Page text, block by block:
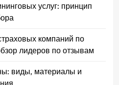
услуг: принцип
компаний по
лидеров по отзывам
виды, материалы и